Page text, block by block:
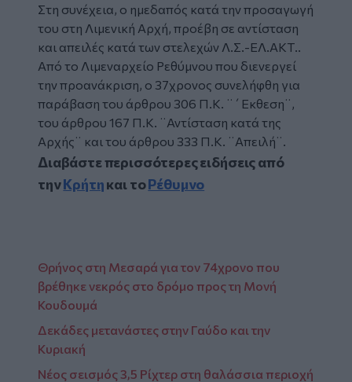
Στη συνέχεια, ο ημεδαπός κατά την προσαγωγή
του στη Λιμενική Αρχή, προέβη σε αντίσταση
και απειλές κατά των στελεχών Λ.Σ.-ΕΛ.ΑΚΤ..
Από το Λιμεναρχείο Ρεθύμνου που διενεργεί
την προανάκριση, ο 37χρονος συνελήφθη για
παράβαση του άρθρου 306 Π.Κ. ¨΄Εκθεση¨,
του άρθρου 167 Π.Κ. ¨Αντίσταση κατά της
Αρχής¨ και του άρθρου 333 Π.Κ. ¨Απειλή¨.
Διαβάστε περισσότερες ειδήσεις από
τηνΚρήτηκαι τοΡέθυμνο
Θρήνος στη Μεσαρά για τον 74χρονο που
βρέθηκε νεκρός στο δρόμο προς τη Μονή
Κουδουμά
Δεκάδες μετανάστες στην Γαύδο και την
Κυριακή
Νέος σεισμός 3,5 Ρίχτερ στη θαλάσσια περιοχή